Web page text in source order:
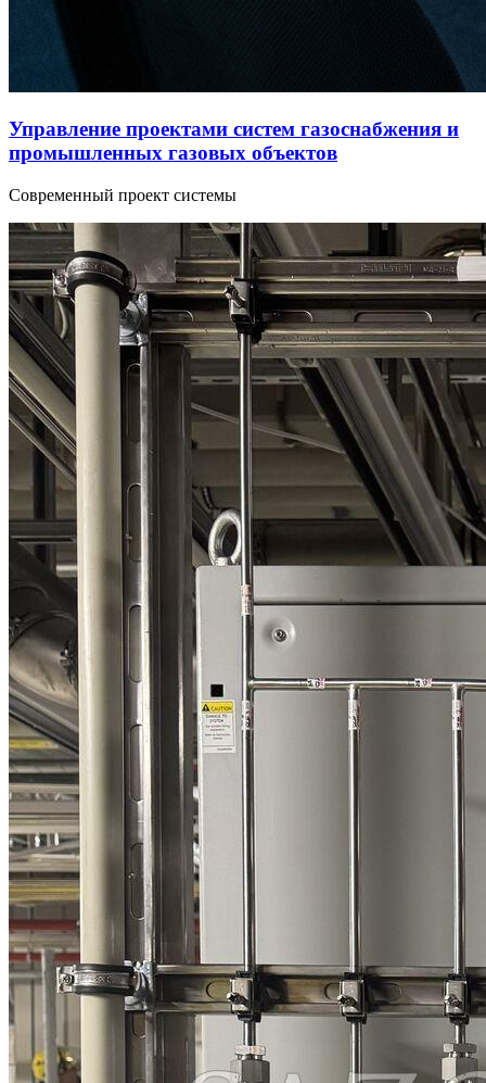
Управление проектами систем газоснабжения и
промышленных газовых объектов
Современный проект системы